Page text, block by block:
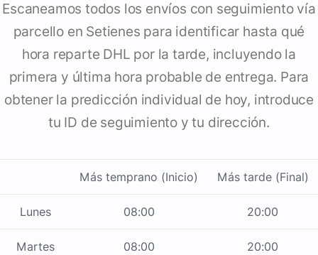
Escaneamos todos los envíos con seguimiento vía
parcello en Setienes para identificar hasta qué
hora reparte DHL por la tarde, incluyendo la
primera y última hora probable de entrega. Para
obtener la predicción individual de hoy, introduce
tu ID de seguimiento y tu dirección.
Más temprano (Inicio) Más tarde (Final)
Lunes 08:00 20:00
Martes 08:00 20:00